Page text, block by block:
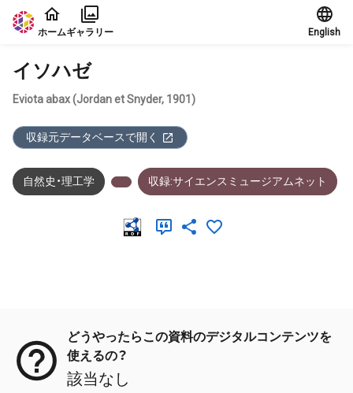
本文に飛ぶ
ホームギャラリー English
イソハゼ
Eviota abax (Jordan et Snyder, 1901)
収録元データベースで開く
自然史・理工学 収録:サイエンスミュージアムネット
どうやったらこの資料のデジタルコンテンツを
使えるの？
該当なし